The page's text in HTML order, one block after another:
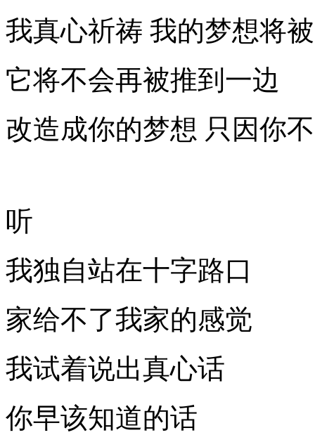
我真心祈祷 我的梦想将
它将不会再被推到一边
改造成你的梦想 只因你
听
我独自站在十字路口
家给不了我家的感觉
我试着说出真心话
你早该知道的话